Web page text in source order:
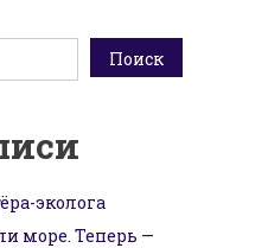
Поиск
эколога
море. Теперь —